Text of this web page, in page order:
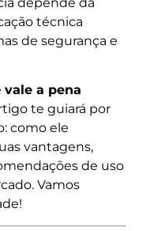
técnica
de segurança e
vale a pena
te guiará por
como ele
vantagens,
de uso
Vamos